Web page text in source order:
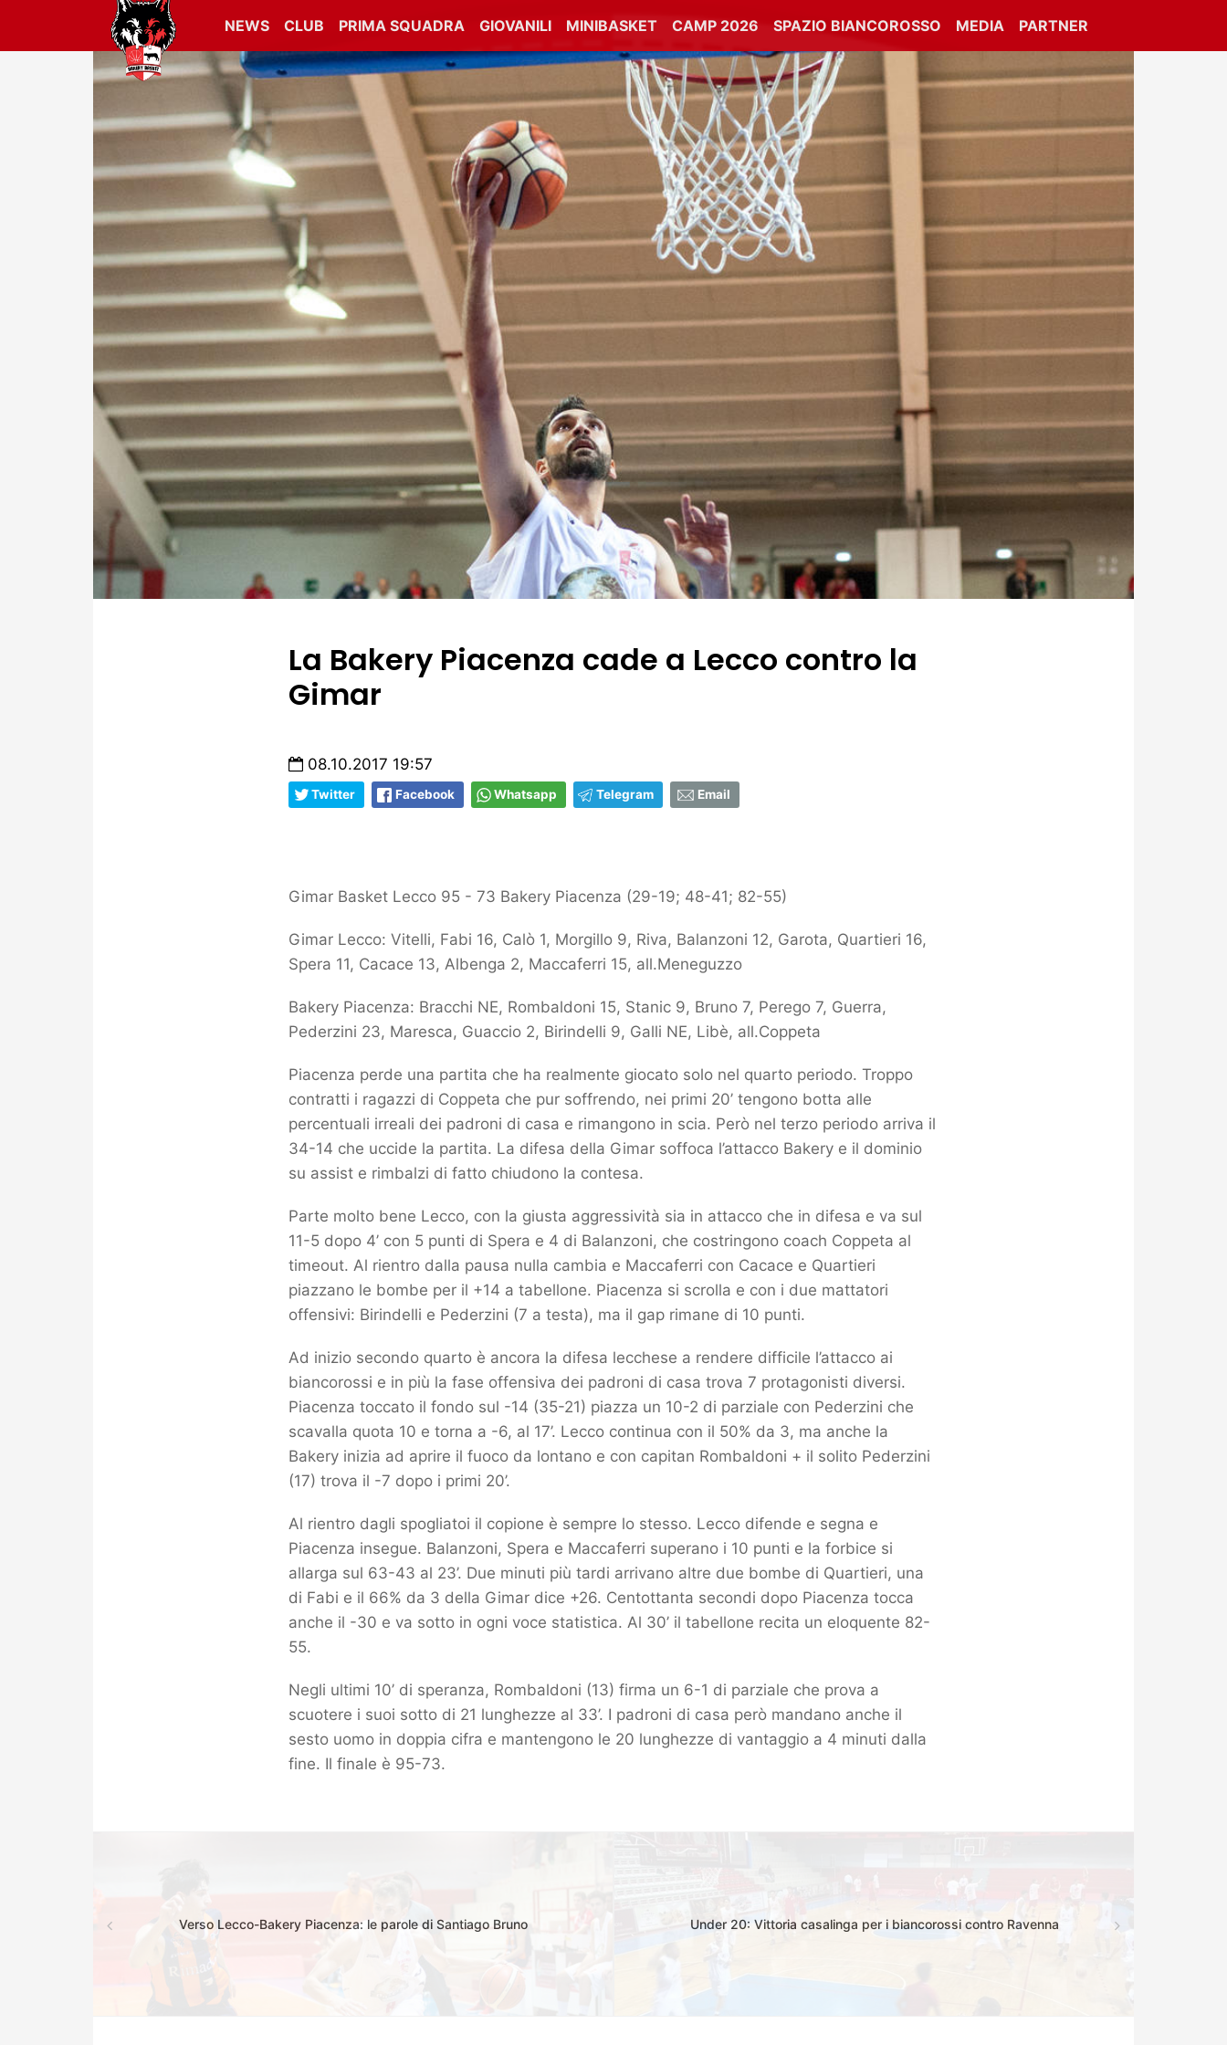
NEWS CLUB PRIMA SQUADRA GIOVANILI MINIBASKET CAMP 2026 SPAZIO BIANCOROSSO MEDIA PARTNER
La Bakery Piacenza cade a Lecco contro la
Gimar
08.10.2017 19:57
Twitter Facebook Whatsapp Telegram Email
Gimar Basket Lecco 95 - 73 Bakery Piacenza (29-19; 48-41; 82-55)
Gimar Lecco: Vitelli, Fabi 16, Calò 1, Morgillo 9, Riva, Balanzoni 12, Garota, Quartieri 16,
Spera 11, Cacace 13, Albenga 2, Maccaferri 15, all.Meneguzzo
Bakery Piacenza: Bracchi NE, Rombaldoni 15, Stanic 9, Bruno 7, Perego 7, Guerra,
Pederzini 23, Maresca, Guaccio 2, Birindelli 9, Galli NE, Libè, all.Coppeta
Piacenza perde una partita che ha realmente giocato solo nel quarto periodo. Troppo
contratti i ragazzi di Coppeta che pur soffrendo, nei primi 20’ tengono botta alle
percentuali irreali dei padroni di casa e rimangono in scia. Però nel terzo periodo arriva il
34-14 che uccide la partita. La difesa della Gimar soffoca l’attacco Bakery e il dominio
su assist e rimbalzi di fatto chiudono la contesa.
Parte molto bene Lecco, con la giusta aggressività sia in attacco che in difesa e va sul
11-5 dopo 4’ con 5 punti di Spera e 4 di Balanzoni, che costringono coach Coppeta al
timeout. Al rientro dalla pausa nulla cambia e Maccaferri con Cacace e Quartieri
piazzano le bombe per il +14 a tabellone. Piacenza si scrolla e con i due mattatori
offensivi: Birindelli e Pederzini (7 a testa), ma il gap rimane di 10 punti.
Ad inizio secondo quarto è ancora la difesa lecchese a rendere difficile l’attacco ai
biancorossi e in più la fase offensiva dei padroni di casa trova 7 protagonisti diversi.
Piacenza toccato il fondo sul -14 (35-21) piazza un 10-2 di parziale con Pederzini che
scavalla quota 10 e torna a -6, al 17’. Lecco continua con il 50% da 3, ma anche la
Bakery inizia ad aprire il fuoco da lontano e con capitan Rombaldoni + il solito Pederzini
(17) trova il -7 dopo i primi 20’.
Al rientro dagli spogliatoi il copione è sempre lo stesso. Lecco difende e segna e
Piacenza insegue. Balanzoni, Spera e Maccaferri superano i 10 punti e la forbice si
allarga sul 63-43 al 23’. Due minuti più tardi arrivano altre due bombe di Quartieri, una
di Fabi e il 66% da 3 della Gimar dice +26. Centottanta secondi dopo Piacenza tocca
anche il -30 e va sotto in ogni voce statistica. Al 30’ il tabellone recita un eloquente 82-
55.
Negli ultimi 10’ di speranza, Rombaldoni (13) firma un 6-1 di parziale che prova a
scuotere i suoi sotto di 21 lunghezze al 33’. I padroni di casa però mandano anche il
sesto uomo in doppia cifra e mantengono le 20 lunghezze di vantaggio a 4 minuti dalla
fine. Il finale è 95-73.
Verso Lecco-Bakery Piacenza: le parole di Santiago Bruno Under 20: Vittoria casalinga per i biancorossi contro Ravenna